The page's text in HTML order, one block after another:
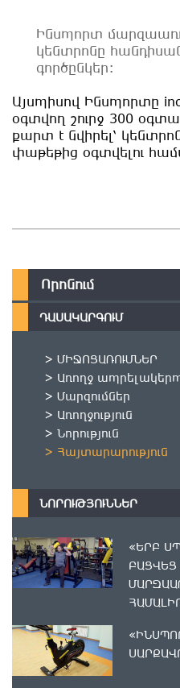
Ինսպորտ
կենտրոնը
գործընկեր։
Այսպիսով Ինսպորտը
օգտվող շուրջ 300
քարտ է նվիրել՝
փաթեթից օգտվելու
ԴԱՍԱԿԱՐԳՈՒՄ
> ՄԻՋՈՑԱՌՈՒՄՆԵՐ
> Առողջ
> Մարզումներ
> Առողջություն
> Նորություն
> Հայտարարություն
ՆՈՐՈՒԹՅՈՒՆՆԵՐ
«ԵՐԲ